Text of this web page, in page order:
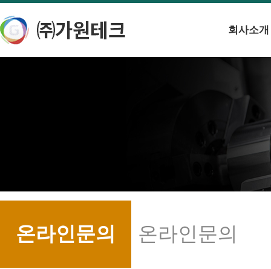
회사소개
온라인문의 온라인문의